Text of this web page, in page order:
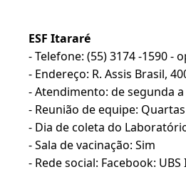
ESF Itararé
- Telefone: (55) 3174 -1590 -
- Endereço: R. Assis Brasil,
- Atendimento: de segunda
- Reunião de equipe:
- Dia de coleta do
- Sala de vacinação: Sim
- Rede social: Facebook: